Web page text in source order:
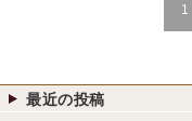
1
最近の投稿